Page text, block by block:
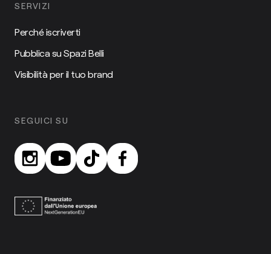
SERVIZI
Perché iscriverti
Pubblica su Spazi Belli
Visibilità per il tuo brand
SEGUICI SU